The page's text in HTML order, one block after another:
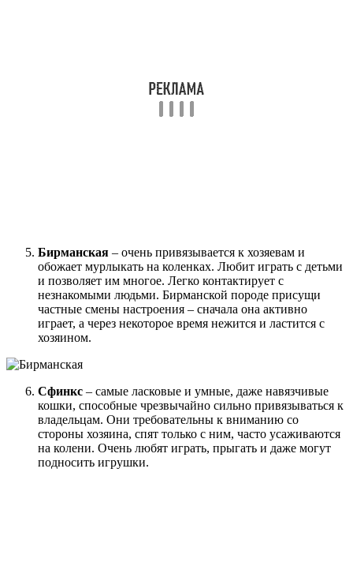
Бирманская – очень привязывается к хозяевам и
обожает мурлыкать на коленках. Любит играть с детьми
и позволяет им многое. Легко контактирует с
незнакомыми людьми. Бирманской породе присущи
частные смены настроения – сначала она активно
играет, а через некоторое время нежится и ластится с
хозяином.
Сфинкс – самые ласковые и умные, даже навязчивые
кошки, способные чрезвычайно сильно привязываться к
владельцам. Они требовательны к вниманию со
стороны хозяина, спят только с ним, часто усаживаются
на колени. Очень любят играть, прыгать и даже могут
подносить игрушки.